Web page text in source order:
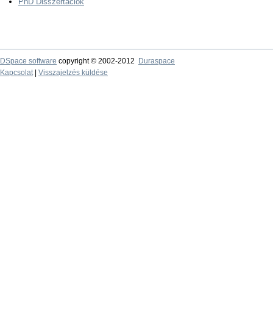
DSpace software copyright © 2002-2012
Duraspace
Kapcsolat| Visszajelzés küldése